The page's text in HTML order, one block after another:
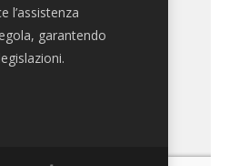
l’assistenza
garantendo